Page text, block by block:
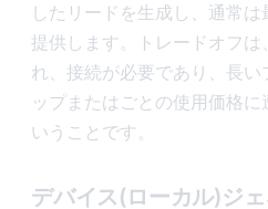
したリードを生成し、通常
提供します。トレードオフ
れ、接続が必要であり、長
ップまたはごとの使用価格
いうことです。
デバイス(ローカル)ジ